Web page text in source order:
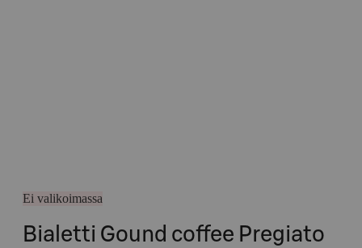
Ei valikoimassa
Bialetti Gound coffee Pregiato